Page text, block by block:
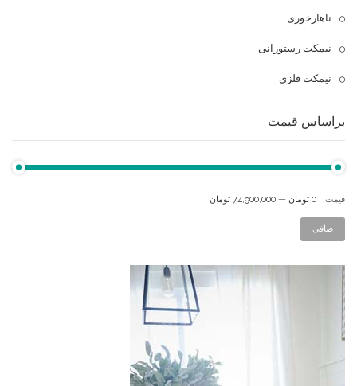
ناهارخوری
نیمکت رستورانی
نیمکت فلزی
براساس قیمت
صافی
قيمت: 0 تومان — 74,900,000 تومان